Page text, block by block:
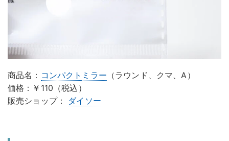
商品名： コンパクト ミラー （ラウンド、クマ、A）
価格：￥110（税込）
販売ショップ： ダイソー